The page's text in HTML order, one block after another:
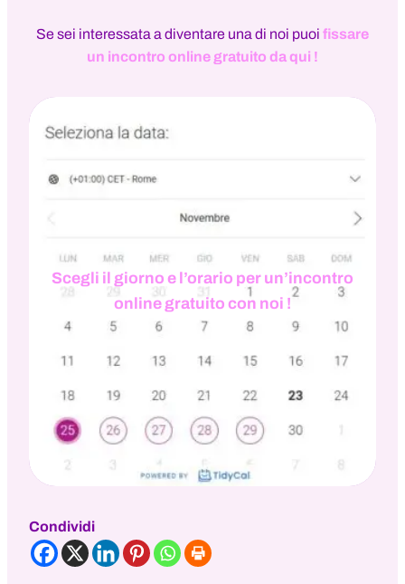
Se sei interessata a diventare una di noi puoi fissare
un incontro online gratuito da qui !
Scegli il giorno e l’orario per un’incontro
online gratuito con noi !
Condividi